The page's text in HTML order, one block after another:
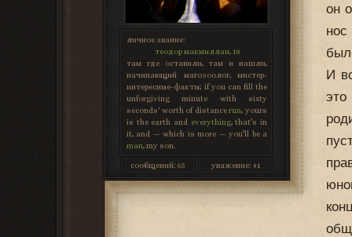
личное звание:
теодор макмиллан, 18
там где оставили, там и нашли,
начинающий магозоолог, мистер-
интересные-факты; if you can fill the
unforgiving minute with sixty
seconds' worth of distancerun, yours
is the earth and everything, that’s in
it, and — which is more — you’ll be a
man, my son.
сообщений:65 уважение: +1
он
И
это